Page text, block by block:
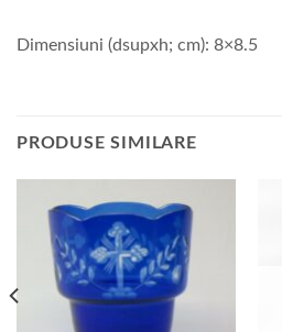
Dimensiuni (dsupxh; cm): 8×8.5
PRODUSE SIMILARE